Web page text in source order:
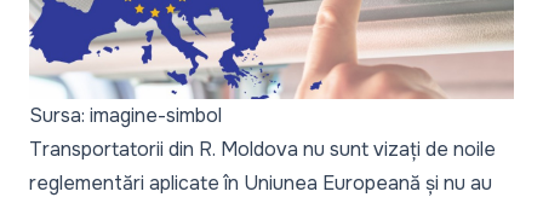
Sursa: imagine-simbol
Transportatorii din R. Moldova nu sunt vizați de noile
reglementări aplicate în Uniunea Europeană și nu au